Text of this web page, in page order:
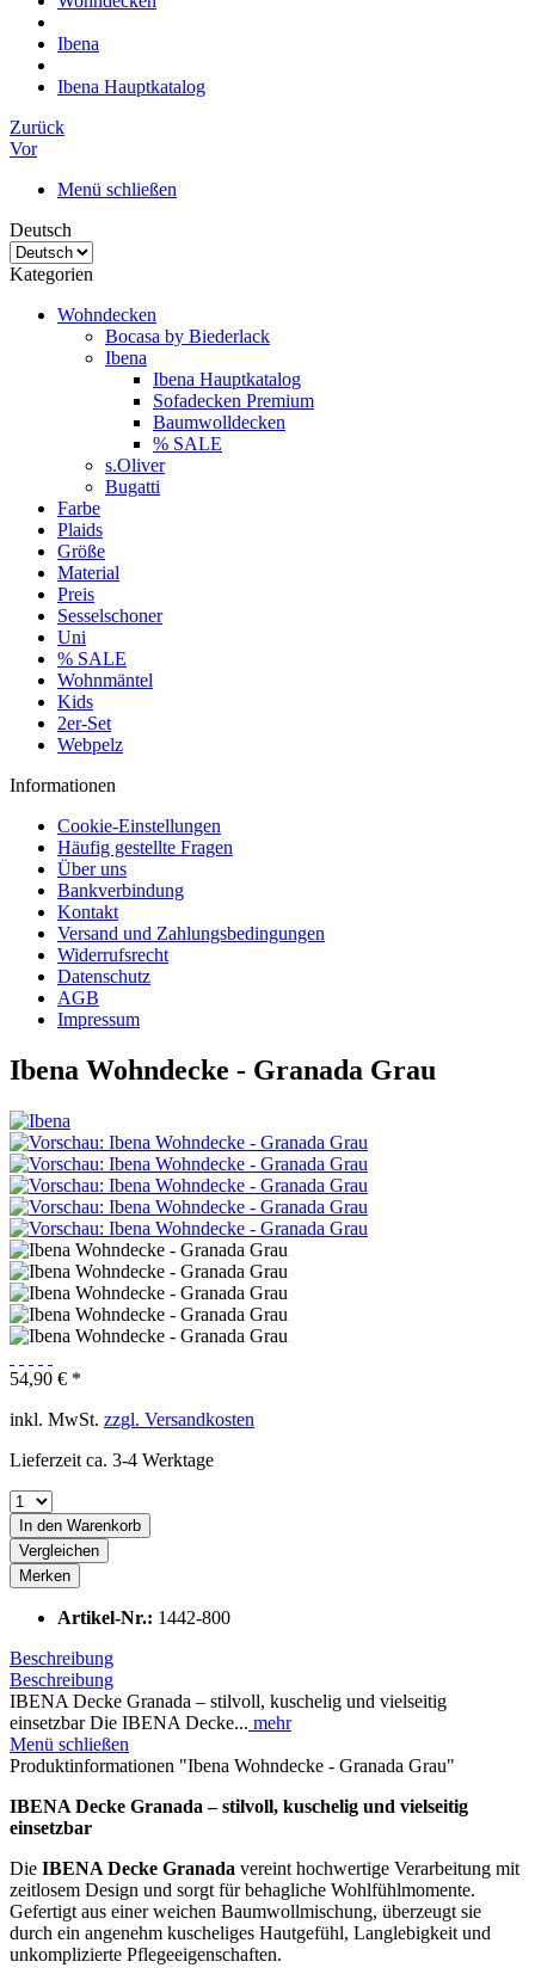
Ibena
Ibena Hauptkatalog
Zurück
Vor
Menü schließen
Deutsch
Kategorien
Wohndecken
Bocasa by Biederlack
Ibena
Ibena Hauptkatalog
Sofadecken Premium
Baumwolldecken
% SALE
s.Oliver
Bugatti
Farbe
Plaids
Größe
Material
Preis
Sesselschoner
Uni
% SALE
Wohnmäntel
Kids
2er-Set
Webpelz
Informationen
Cookie-Einstellungen
Häufig gestellte Fragen
Über uns
Bankverbindung
Kontakt
Versand und Zahlungsbedingungen
Widerrufsrecht
Datenschutz
AGB
Impressum
Ibena Wohndecke - Granada Grau
54,90 € *
inkl. MwSt. zzgl. Versandkosten
Lieferzeit ca. 3-4 Werktage
In den Warenkorb
Vergleichen
Merken
Artikel-Nr.: 1442-800
Beschreibung
Beschreibung
IBENA Decke Granada – stilvoll, kuschelig und vielseitig
einsetzbar Die IBENA Decke... mehr
Menü schließen
Produktinformationen "Ibena Wohndecke - Granada Grau"
IBENA Decke Granada – stilvoll, kuschelig und vielseitig
einsetzbar
Die IBENA Decke Granada vereint hochwertige Verarbeitung mit
zeitlosem Design und sorgt für behagliche Wohlfühlmomente.
Gefertigt aus einer weichen Baumwollmischung, überzeugt sie
durch ein angenehm kuscheliges Hautgefühl, Langlebigkeit und
unkomplizierte Pflegeeigenschaften.